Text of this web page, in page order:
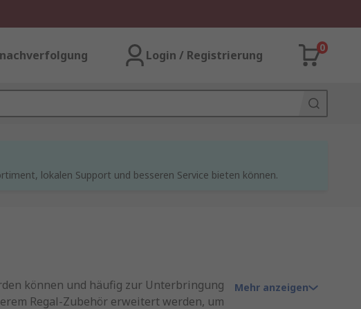
Login / Registrierung
0
lokalen Support und besseren Service bieten können.
können und häufig zur Unterbringung
Regal-Zubehör erweitert werden, um
Mehr anzeigen